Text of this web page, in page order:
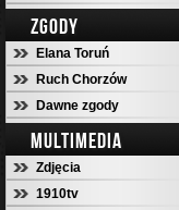
ZGODY
Elana Toruń
Ruch Chorzów
Dawne zgody
MULTIMEDIA
Zdjęcia
1910tv